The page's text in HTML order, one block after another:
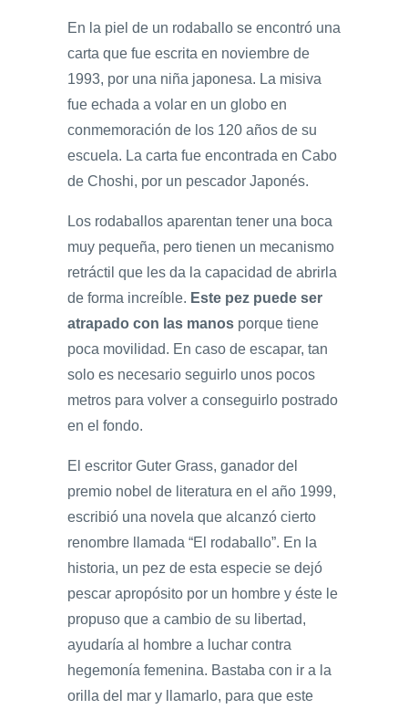
En la piel de un rodaballo se encontró una
carta que fue escrita en noviembre de
1993, por una niña japonesa. La misiva
fue echada a volar en un globo en
conmemoración de los 120 años de su
escuela. La carta fue encontrada en Cabo
de Choshi, por un pescador Japonés.
Los rodaballos aparentan tener una boca
muy pequeña, pero tienen un mecanismo
retráctil que les da la capacidad de abrirla
de forma increíble. Este pez puede ser
atrapado con las manos porque tiene
poca movilidad. En caso de escapar, tan
solo es necesario seguirlo unos pocos
metros para volver a conseguirlo postrado
en el fondo.
El escritor Guter Grass, ganador del
premio nobel de literatura en el año 1999,
escribió una novela que alcanzó cierto
renombre llamada “El rodaballo”. En la
historia, un pez de esta especie se dejó
pescar apropósito por un hombre y éste le
propuso que a cambio de su libertad,
ayudaría al hombre a luchar contra
hegemonía femenina. Bastaba con ir a la
orilla del mar y llamarlo, para que este